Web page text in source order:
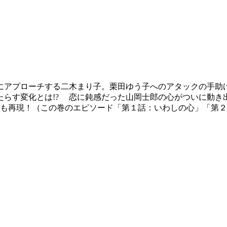
プローチする二木まり子。栗田ゆう子へのアタックの手
らす変化とは!? 恋に鈍感だった山岡士郎の心がついに
再現！（この巻のエピソード「第１話：いわしの心」「第